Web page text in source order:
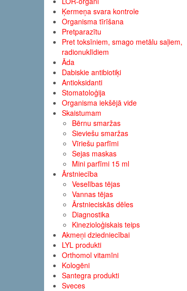
Ķermeņa svara kontrole
Organisma tīrīšana
Pretparazītu
Pret toksīniem, smago metālu saļiem,
radionuklīdiem
Āda
Dabiskie antibiotiķi
Antioksidanti
Stomatoloģija
Organisma iekšējā vide
Skaistumam
Bērnu smaržas
Sieviešu smaržas
Vīriešu parfīmi
Sejas maskas
Mini parfīmi 15 ml
Ārstniecība
Veselības tējas
Vannas tējas
Ārstnieciskās dēles
Diagnostika
Kinezioloģiskais teips
Akmeņi dziedniecībai
LYL produkti
Orthomol vitamīni
Kologēni
Santegra produkti
Sveces